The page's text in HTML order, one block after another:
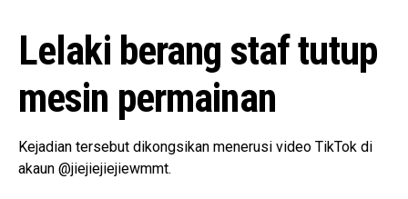
Lelaki berang staf tutup
mesin permainan
Kejadian tersebut dikongsikan menerusi video TikTok di
akaun @jiejiejiejiewmmt.